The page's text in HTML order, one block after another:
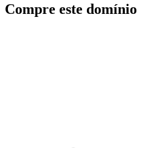
Compre este domínio